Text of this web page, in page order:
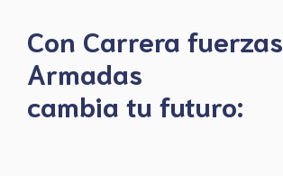
Con Carrera fuerzas
Armadas
​cambia tu futuro: